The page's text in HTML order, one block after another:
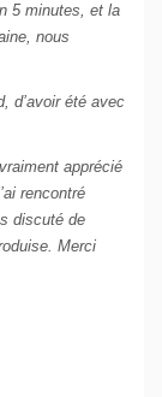
5 minutes, et la
nous
d’avoir été avec
apprécié
rencontré
discuté de
Merci